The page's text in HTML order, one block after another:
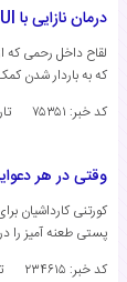
درمان نازایی با IUI (آی یو آی)
که به باردار شدن
کد خبر: ۷۵۳۵۱
وقتی در هر
کورتنی کارداشیان
پستی طعنه آمیز را
کد خبر: ۲۳۴۶۱۵